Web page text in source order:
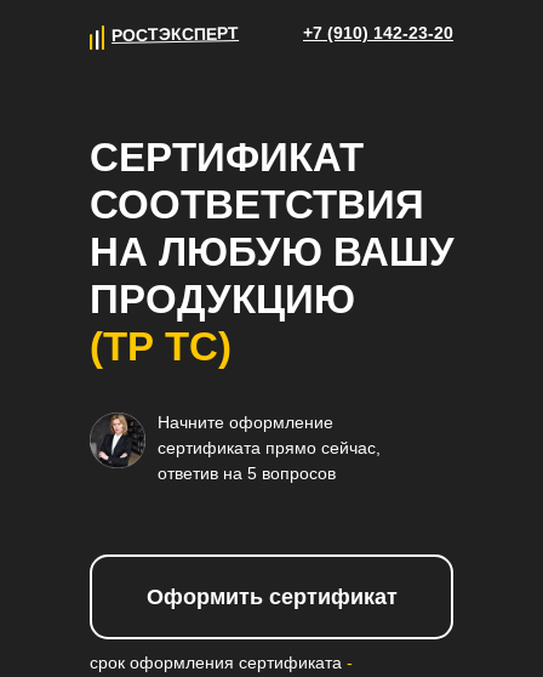
+7 (910) 142-23-20
Меню
Оформить сертификат
срок оформления сертификата -
РОСТЭКСПЕРТ +7 (910) 142-23-20
Начните оформление
сертификата прямо сейчас,
ответив на 5 вопросов
СЕРТИФИКАТ
СООТВЕТСТВИЯ
НА ЛЮБУЮ ВАШУ
ПРОДУКЦИЮ
(ТР ТС)